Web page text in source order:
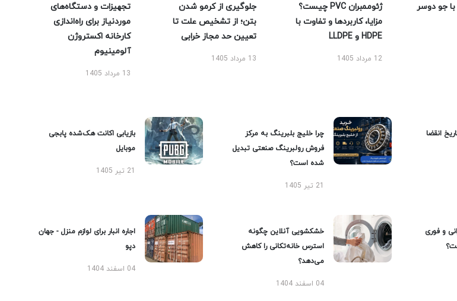
جو دوسر
ژئوممبران PVC چیست؟
مزایا، کاربردها و تفاوت با
HDPE و LLDPE
12 مرداد 1405
جلوگیری از کرمو شدن
بتن؛ از تشخیص علت تا
تعیین حد مجاز خرابی
13 مرداد 1405
تجهیزات و دستگاه‌های
موردنیاز برای راه‌اندازی
کارخانه اکستروژن
آلومینیوم
13 مرداد 1405
انقضا
چرا خلیج بلبرینگ به مرکز
فروش رولبرینگ صنعتی تبدیل
شده است؟
21 تیر 1405
بازیابی اکانت هک‌شده پابجی
موبایل
21 تیر 1405
و فوری
خشکشویی آنلاین چگونه
استرس خانه‌تکانی را کاهش
می‌دهد؟
04 اسفند 1404
اجاره انبار برای لوازم منزل - جهان
دپو
04 اسفند 1404